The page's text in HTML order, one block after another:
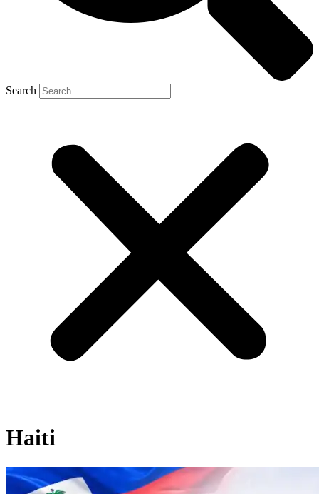
Search
Haiti